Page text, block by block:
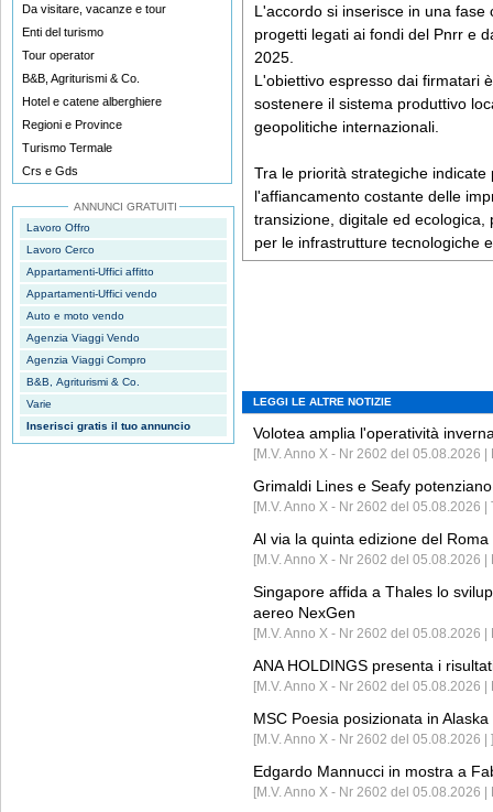
Da visitare, vacanze e tour
Enti del turismo
Tour operator
B&B, Agriturismi & Co.
Hotel e catene alberghiere
Regioni e Province
Turismo Termale
Crs e Gds
ANNUNCI GRATUITI
Lavoro Offro
Lavoro Cerco
Appartamenti-Uffici affitto
Appartamenti-Uffici vendo
Auto e moto vendo
Agenzia Viaggi Vendo
Agenzia Viaggi Compro
B&B, Agriturismi & Co.
Varie
Inserisci gratis il tuo annuncio
L'accordo si inserisce in una
progetti legati ai fondi del Pnrr e
2025.
L'obiettivo espresso dai firmatari
sostenere il sistema produttivo
geopolitiche internazionali.
Tra le priorità strategiche
l'affiancamento costante delle
transizione, digitale ed
per le infrastrutture tecnologiche
LEGGI LE ALTRE NOTIZIE
Volotea amplia l'operatività
[M.V. Anno X - Nr 2602 del 05.08.2026 |
Grimaldi Lines e Seafy
[M.V. Anno X - Nr 2602 del 05.08.2026 |
Al via la quinta edizione del
[M.V. Anno X - Nr 2602 del 05.08.2026 |
Singapore affida a Thales lo
aereo NexGen
[M.V. Anno X - Nr 2602 del 05.08.2026
ANA HOLDINGS presenta i
[M.V. Anno X - Nr 2602 del 05.08.2026
MSC Poesia posizionata in
[M.V. Anno X - Nr 2602 del 05.08.2026 | ]
Edgardo Mannucci in mostra a
[M.V. Anno X - Nr 2602 del 05.08.2026 |